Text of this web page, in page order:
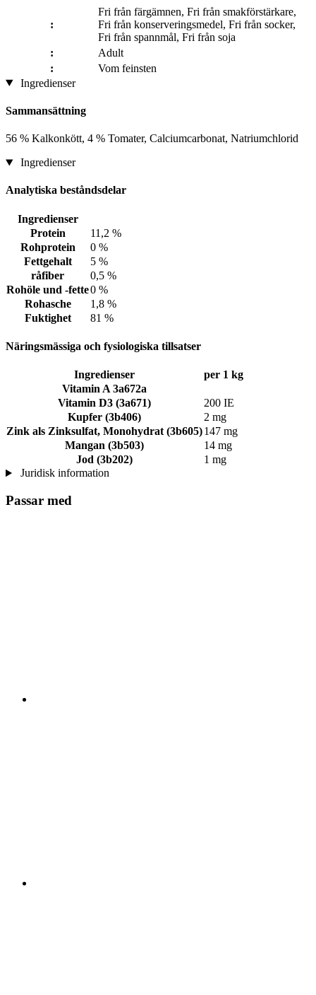
:
Fri från färgämnen, Fri från smakförstärkare,
Fri från konserveringsmedel, Fri från socker,
Fri från spannmål, Fri från soja
:
Adult
:
Vom feinsten
Ingredienser
Sammansättning
56 % Kalkonkött, 4 % Tomater, Calciumcarbonat, Natriumchlorid
Ingredienser
Analytiska beståndsdelar
Ingredienser
Protein
11,2 %
Rohprotein
0 %
Fettgehalt
5 %
råfiber
0,5 %
Rohöle und -fette0 %
Rohasche
1,8 %
Fuktighet
81 %
Näringsmässiga och fysiologiska tillsatser
Ingredienser
per 1 kg
Vitamin A 3a672a
Vitamin D3 (3a671)
200 IE
Kupfer (3b406)
2 mg
Zink als Zinksulfat, Monohydrat (3b605)147 mg
Mangan (3b503)
14 mg
Jod (3b202)
1 mg
Juridisk information
Passar med